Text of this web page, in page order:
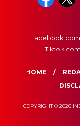
Facebook.com
Tiktok.com
HOME
COPYRIGHT © 2026